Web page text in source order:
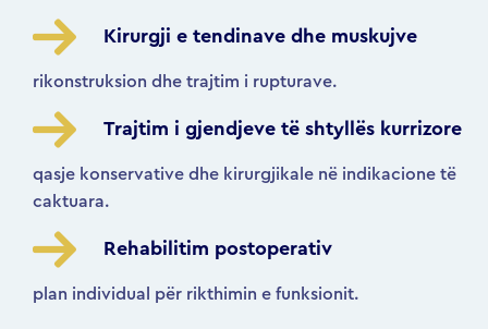
Kirurgji e tendinave dhe muskujve
rikonstruksion dhe trajtim i rupturave.
Trajtim i gjendjeve të shtyllës kurrizore
qasje konservative dhe kirurgjikale në indikacione të
caktuara.
Rehabilitim postoperativ
plan individual për rikthimin e funksionit.